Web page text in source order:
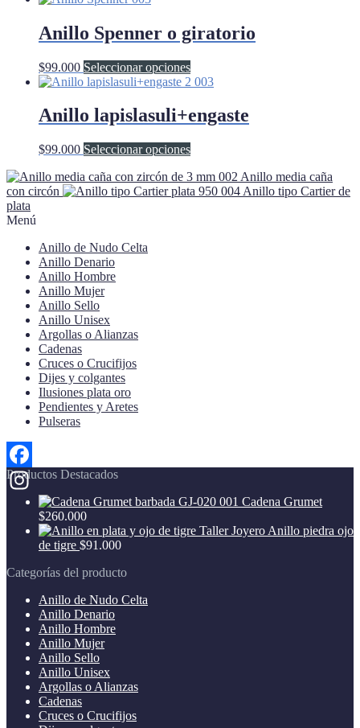
de
múltiples
variantes.
opciones
se
elegir
en
la
página
de
producto
Anillo Spenner o giratorio
$99.000 Seleccionar opcionesEste
producto
múltiples
variantes.
opciones
pueden
elegir
Anillo lapislasuli+engaste
$99.000 Seleccionar opcionesEste
tiene
múltiples
Anillo media caña
con circón
Anillo tipo Cartier de
plata
Menú
Anillo de Nudo Celta
Anillo Denario
Anillo Hombre
Anillo Mujer
Anillo Sello
Anillo Unisex
Argollas o Alianzas
Cadenas
Cruces o Crucifijos
Dijes y colgantes
Ilusiones plata oro
Pendientes y Aretes
Pulseras
Facebook
Instagram
Productos Destacados
Cadena Grumet
$260.000
Anillo piedra ojo
de tigre $91.000
Categorías del producto
Anillo de Nudo Celta
Anillo Denario
Anillo Hombre
Anillo Mujer
Anillo Sello
Anillo Unisex
Argollas o Alianzas
Cadenas
Cruces o Crucifijos